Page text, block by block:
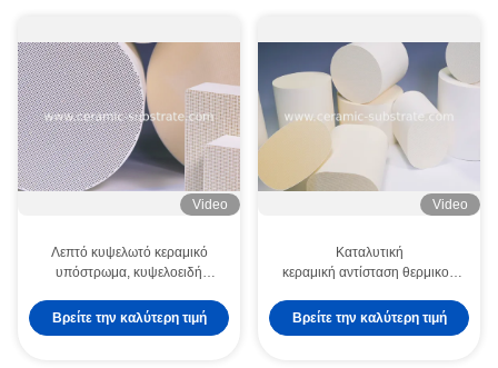
Video
Λεπτό κυψελωτό κεραμικό
υπόστρωμα, κυψελοειδή
Βρείτε την καλύτερη τιμή
Video
Καταλυτική
κεραμική αντίσταση θερμικού
κεραμικής
Βρείτε την καλύτερη τιμή